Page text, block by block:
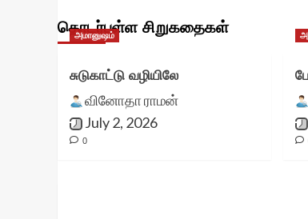
தொடர்புள்ள சிறுகதைகள்
அமானுஷம்
சுடுகாட்டு வழியிலே
வினோதா ராமன்
July 2, 2026
0